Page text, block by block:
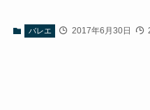
バレエ 2017年6月30日